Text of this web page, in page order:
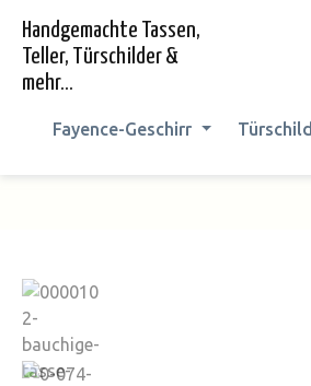
Zur Hauptnavigation
Handgemachte Tassen,
Teller, Türschilder &
mehr...
Fayence-Geschirr
Bildergalerie überspringen